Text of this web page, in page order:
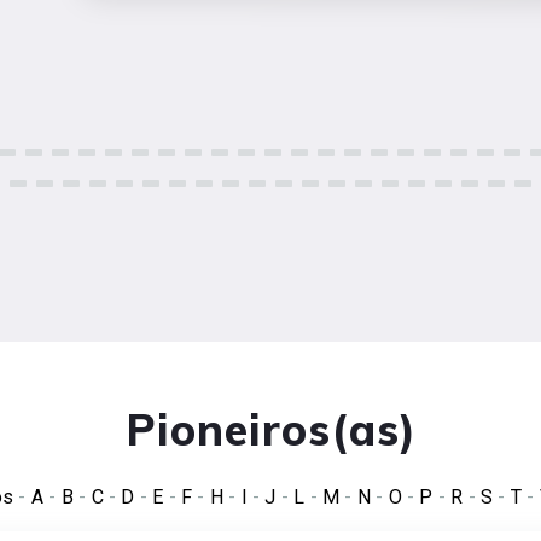
Pioneiros(as)
- A - B- C- D - E - F - H- I -J - L - M - N - O- P - R -S - T -